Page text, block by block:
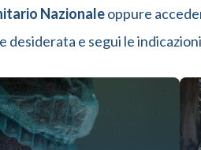
Nazionaleoppure
desiderata e segui le